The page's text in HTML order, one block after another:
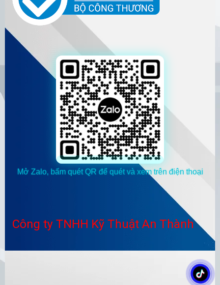
Mở Zalo, bấm quét QR để quét và xem trên điện thoại
Công ty TNHH Kỹ Thuật An Thành